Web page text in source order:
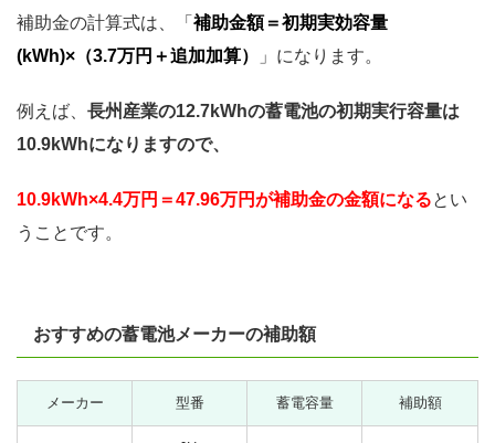
補助金の計算式は、「 補助金額＝初期実効容量
(kWh)×（3.7万円＋追加加算）
」になります。
例えば、 長州産業の12.7kWhの蓄電池の初期実行容量は
10.9kWhになりますので、
10.9kWh×4.4万円＝47.96万円が補助金の金額になるとい
うことです。
おすすめの蓄電池メーカーの補助額
メーカー 型番 蓄電容量 補助額